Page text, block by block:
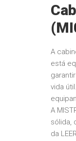
A
está
vida
A
sólida,
da